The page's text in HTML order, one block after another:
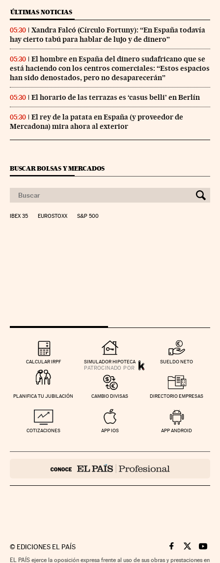
ÚLTIMAS NOTICIAS
05:30
Xandra Falcó (Círculo Fortuny): “En España todavía
hay cierto tabú para hablar de lujo y de dinero”
05:30
El hombre en España del dinero sudafricano que se
está haciendo con los centros comerciales: “Estos espacios
han sido denostados, pero no desaparecerán”
05:30 El horario de las terrazas es ‘casus belli’ en Berlín
05:30
El rey de la patata en España (y proveedor de
Mercadona) mira ahora al exterior
BUSCAR BOLSAS Y MERCADOS
IBEX 35 EUROSTOXX S&P 500
CALCULAR IRPF SIMULADOR HIPOTECA SUELDO NETO
PLANIFICA TU JUBILACIÓN CAMBIO DIVISAS DIRECTORIO EMPRESAS
COTIZACIONES APP IOS APP ANDROID
© EDICIONES EL PAÍS Cinco Días en
Cinco Días
Cinco
EL PAÍS ejerce la oposición expresa frente al uso de sus obras y prestaciones en